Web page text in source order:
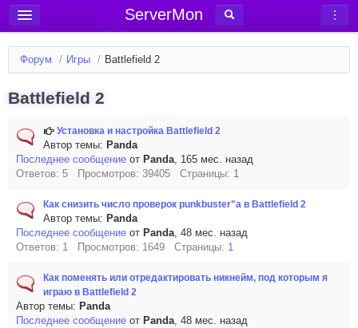
ServerMon
Добавить сервер
Мониторинг серверов
Новости
Статьи
Форум
Вход в аккаунт
Форум / Игры / Battlefield 2
Battlefield 2
Установка и настройка Battlefield 2
Автор темы: Panda
Последнее сообщение от Panda, 165 мес. назад
Ответов: 5 Просмотров: 39405 Страницы: 1
Как снизить число проверок punkbuster"a в Battlefield 2
Автор темы: Panda
Последнее сообщение от Panda, 48 мес. назад
Ответов: 1 Просмотров: 1649 Страницы: 1
Как поменять или отредактировать никнейм, под которым я
играю в Battlefield 2
Автор темы: Panda
Последнее сообщение от Panda, 48 мес. назад